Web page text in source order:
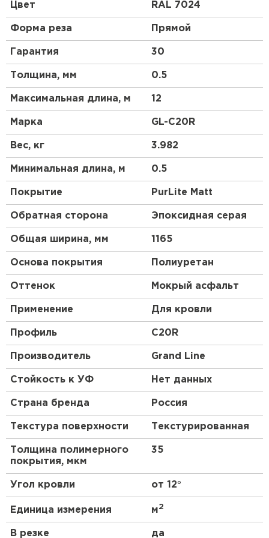
материал для частного коттеджного
Цвет RAL 7024
Форма реза Прямой
Гарантия 30
Толщина, мм 0.5
Максимальная длина, м 12
Марка GL-С20R
Вес, кг 3.982
Минимальная длина, м 0.5
Покрытие PurLite Matt
Обратная сторона Эпоксидная серая
Общая ширина, мм 1165
Основа покрытия Полиуретан
Оттенок Мокрый асфальт
Применение Для кровли
Профиль C20R
Производитель Grand Line
Стойкость к УФ Нет данных
Страна бренда Россия
Текстура поверхности Текстурированная
Толщина полимерного
покрытия, мкм
35
Угол кровли от 12°
Единица измерения м2
В резке да